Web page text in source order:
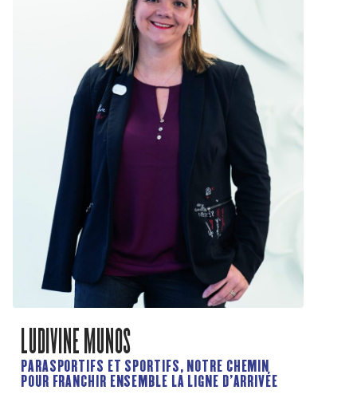
LUDIVINE MUNOS
PARASPORTIFS ET SPORTIFS, NOTRE CHEMIN
POUR FRANCHIR ENSEMBLE LA LIGNE D'ARRIVÉE